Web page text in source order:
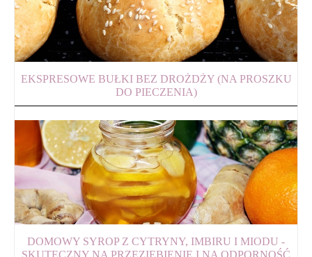
EKSPRESOWE BUŁKI BEZ DROŻDŻY (NA PROSZKU
DO PIECZENIA)
DOMOWY SYROP Z CYTRYNY, IMBIRU I MIODU -
SKUTECZNY NA PRZEZIĘBIENIE I NA ODPORNOŚĆ